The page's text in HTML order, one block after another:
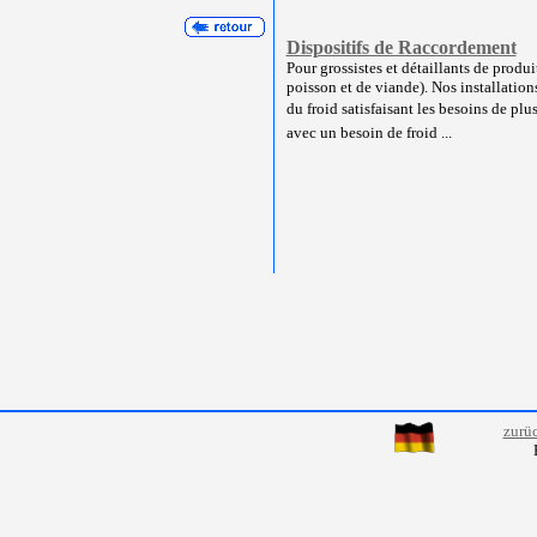
Dispositifs de Raccordement
Pour grossistes et détaillants de
poisson et de viande). Nos
du froid satisfaisant les besoins de
avec un besoin de froid ...